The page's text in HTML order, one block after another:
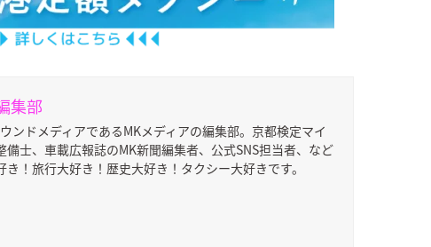
集部
ンドメディアであるMKメディアの編集部。京都検定マイ
備士、車載広報誌のMK新聞編集者、公式SNS担当者、など
き！旅行大好き！歴史大好き！タクシー大好きです。